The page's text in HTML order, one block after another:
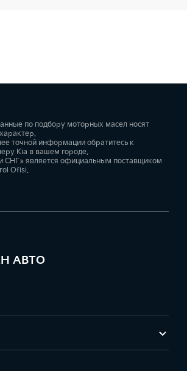
по подбору моторных масел носят
точной информации обратитесь к
Kia в вашем городе.
СНГ» является официальным поставщиком
Ofisi.
АВТО